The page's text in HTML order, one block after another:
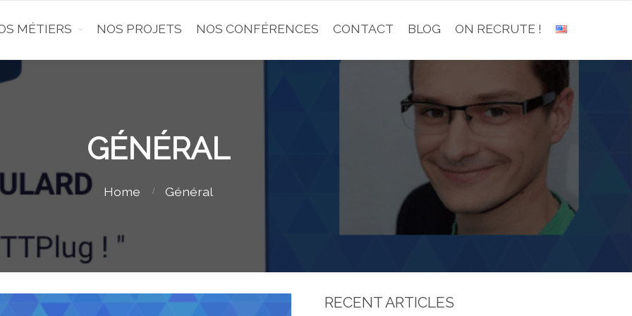
MÉTIERS NOS PROJETS NOS CONFÉRENCES CONTACT BLOG ON RECRUTE !
GÉNÉRAL
Home Général
RECENT ARTICLES